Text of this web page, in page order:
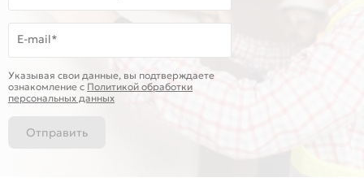
E-mail*
Указывая свои данные, вы подтверждаете
ознакомление c Политикой обработки
персональных данных
Отправить